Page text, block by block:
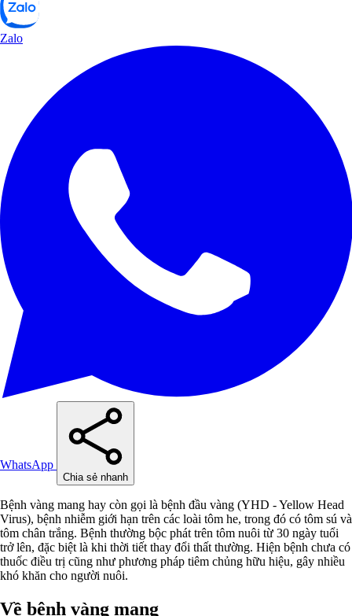
Zalo
WhatsApp
Chia sẻ nhanh
Bệnh vàng mang hay còn gọi là bệnh đầu vàng (YHD - Yellow Head
Virus), bệnh nhiễm giới hạn trên các loài tôm he, trong đó có tôm sú và
tôm chân trắng. Bệnh thường bộc phát trên tôm nuôi từ 30 ngày tuổi
trở lên, đặc biệt là khi thời tiết thay đổi thất thường. Hiện bệnh chưa có
thuốc điều trị cũng như phương pháp tiêm chủng hữu hiệu, gây nhiều
khó khăn cho người nuôi.
Về bệnh vàng mang